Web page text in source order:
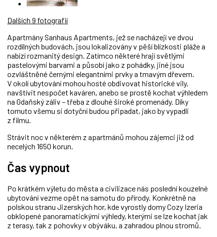
Dalších 9 fotografií
Apartmány Sanhaus Apartments, jež se nacházejí ve dvou
rozdílných budovách, jsou lokalizovány v pěší blízkosti pláže a
nabízí rozmanitý design. Zatímco některé hrají světlými
pastelovými barvami a působí jako z pohádky, jiné jsou
ozvláštněné černými elegantními prvky a tmavým dřevem.
V okolí ubytování mohou hosté obdivovat historické vily,
navštívit nespočet kaváren, anebo se prostě kochat výhledem
na Gdaňský záliv – třeba z dlouhé široké promenády. Díky
tomuto všemu si dotyční budou připadat, jako by vypadli
z filmu.
Strávit noc v některém z apartmánů mohou zájemci již od
necelých 1650 korun.
Čas vypnout
Po krátkém výletu do města a civilizace nás poslední kouzelné
ubytování vezme opět na samotu do přírody. Konkrétně na
polskou stranu Jizerských hor, kde vyrostly domy Cozy Izeria
obklopené panoramatickými výhledy, kterými se lze kochat jak
z terasy, tak z pohovky v obýváku, a zahradou plnou stromů.